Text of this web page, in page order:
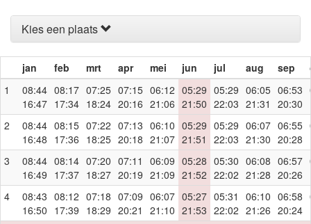
Kies een plaats
jan feb mrt apr mei jun jul aug sep
1
08:44
16:47
08:17
17:34
07:25
18:24
07:15
20:16
06:12
21:06
05:29
21:50
05:29
22:03
06:05
21:31
06:53
20:30
2
08:44
16:48
08:15
17:36
07:22
18:25
07:13
20:18
06:10
21:07
05:29
21:51
05:29
22:03
06:07
21:30
06:55
20:28
3
08:44
16:49
08:14
17:37
07:20
18:27
07:11
20:19
06:09
21:09
05:28
21:52
05:30
22:02
06:08
21:28
06:57
20:26
4
08:43
16:50
08:12
17:39
07:18
18:29
07:09
20:21
06:07
21:10
05:27
21:53
05:31
22:02
06:10
21:26
06:58
20:24